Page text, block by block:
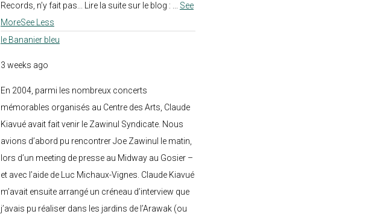
Records, n’y fait pas... Lire la suite sur le blog : ... See
MoreSee Less
le Bananier bleu
3 weeks ago
En 2004, parmi les nombreux concerts
mémorables organisés au Centre des Arts, Claude
Kiavué avait fait venir le Zawinul Syndicate. Nous
avions d’abord pu rencontrer Joe Zawinul le matin,
lors d’un meeting de presse au Midway au Gosier –
et avec l’aide de Luc Michaux-Vignes. Claude Kiavué
m’avait ensuite arrangé un créneau d’interview que
j’avais pu réaliser dans les jardins de l’Arawak (ou